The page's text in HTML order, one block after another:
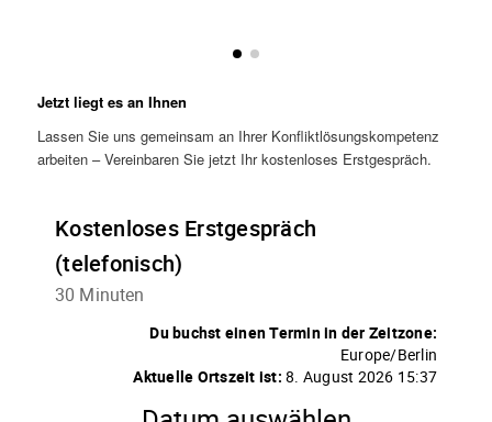
Jetzt liegt es an Ihnen
Lassen Sie uns gemeinsam an Ihrer Konfliktlösungskompetenz
arbeiten – Vereinbaren Sie jetzt Ihr kostenloses Erstgespräch.